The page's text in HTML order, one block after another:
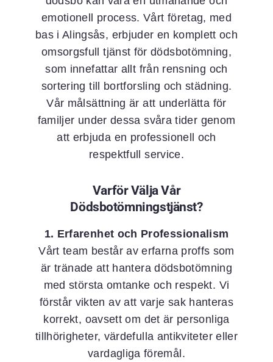
emotionell process. Vårt företag, med
bas i Alingsås, erbjuder en komplett och
omsorgsfull tjänst för dödsbotömning,
som innefattar allt från rensning och
sortering till bortforsling och städning.
Vår målsättning är att underlätta för
familjer under dessa svåra tider genom
att erbjuda en professionell och
respektfull service.
Varför Välja Vår
Dödsbotömningstjänst?
1. Erfarenhet och Professionalism
Vårt team består av erfarna proffs som
är tränade att hantera dödsbotömning
med största omtanke och respekt. Vi
förstår vikten av att varje sak hanteras
korrekt, oavsett om det är personliga
tillhörigheter, värdefulla antikviteter eller
vardagliga föremål.